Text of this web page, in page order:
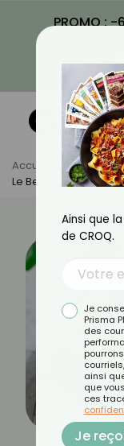
PROMO :
Accueil Actus
Le Bento Japonais
Ainsi que
de CROQ.
Je
Prisma
des
ainsi
que
ces
Je